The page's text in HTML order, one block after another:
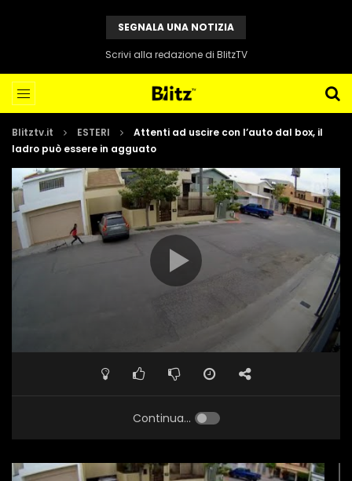
SEGNALA UNA NOTIZIA
Scrivi alla redazione di BlitzTV
Blitztv.it ESTERI
Attenti ad uscire con l’auto dal box, il
ladro può essere in agguato
Continua...